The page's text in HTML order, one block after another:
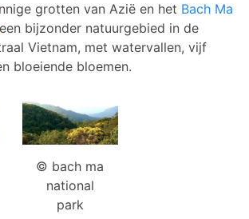
grotten van Azië en het Bach Ma
een bijzonder natuurgebied in de
Vietnam, met watervallen, vijf
bloeiende bloemen.
© bach ma
national
park